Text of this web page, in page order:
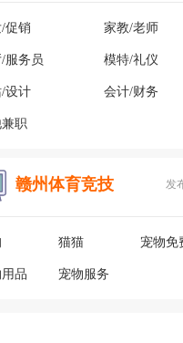
促销 家教/老师
服务员 模特/礼仪
/设计 会计/财务
职
赣州体育竞技 发
猫猫 宠物免
品 宠物服务